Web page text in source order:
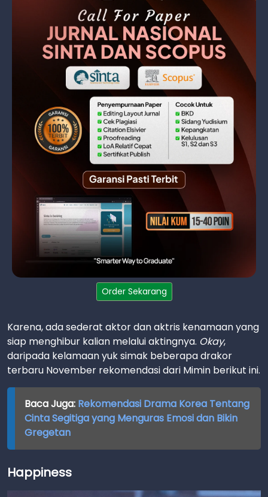
Order Sekarang
Karena, ada sederat aktor dan aktris kenamaan yang
siap menghibur kalian melalui aktingnya. Okay,
daripada kelamaan yuk simak beberapa drakor
terbaru November rekomendasi dari Mimin berikut ini.
Baca Juga: Rekomendasi Drama Korea Tentang
Cinta Segitiga yang Menguras Emosi dan Bikin
Gregetan
Happiness